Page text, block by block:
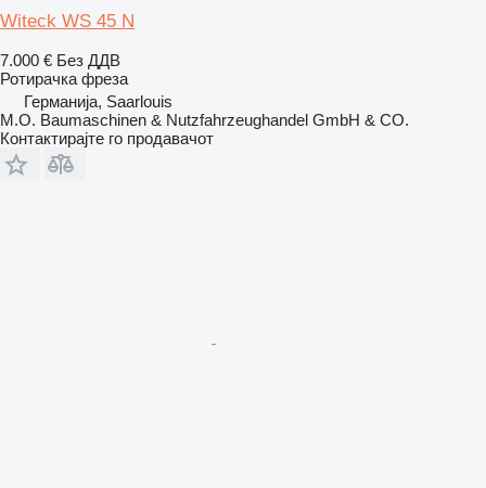
Witeck WS 45 N
7.000 € Без ДДВ
Ротирачка фреза
Германија, Saarlouis
M.O. Baumaschinen & Nutzfahrzeughandel GmbH & CO.
Контактирајте го продавачот